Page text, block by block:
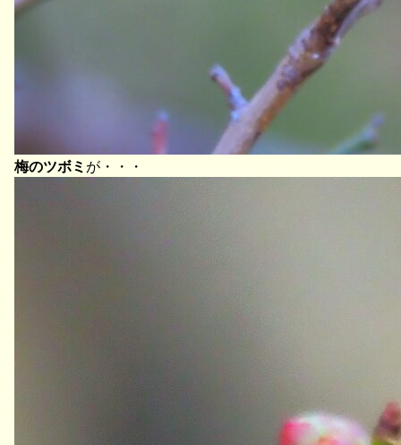
梅のツボミ が・・・